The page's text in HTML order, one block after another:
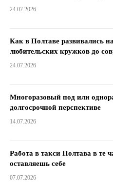
24.07.2026
Как в Полтаве развивались
любительских кружков до
24.07.2026
Многоразовый под или
долгосрочной перспективе
14.07.2026
Работа в такси Полтава в те
оставляешь себе
07.07.2026